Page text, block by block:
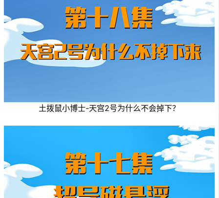
土拨鼠小博士-天宫2号为什么不会掉下？